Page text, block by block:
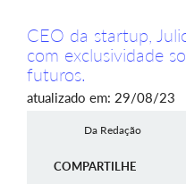
CEO da startup,
com exclusividade
futuros.
atualizado em: 29/08/23
Da Redação
COMPARTILHE